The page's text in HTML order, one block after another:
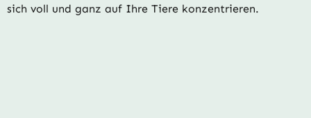
sich voll und ganz auf Ihre Tiere konzentrieren.